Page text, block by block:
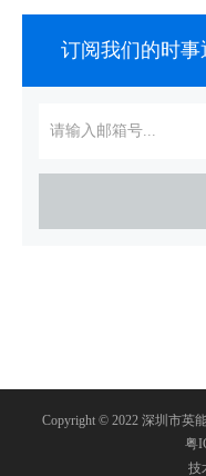
订阅我们的时事
Copyright © 2022 深圳市英
粤
技